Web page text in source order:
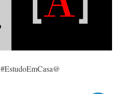
#EstudoEmCasa@